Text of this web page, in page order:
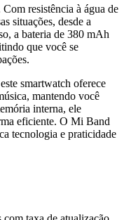
resistência à água de
situações, desde a
a bateria de 380 mAh
que você se
smartwatch oferece
mantendo você
interna, ele
eficiente. O Mi Band
tecnologia e praticidade